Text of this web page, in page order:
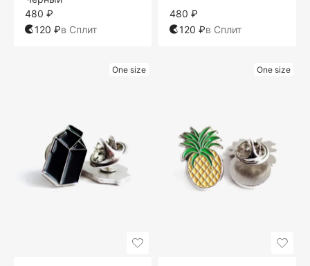
480 ₽
120 ₽в Сплит
480 ₽
120 ₽в Сплит
One size One size